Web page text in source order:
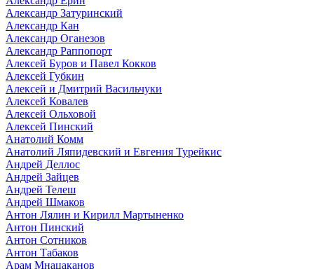
Александр Затуринский
Александр Кан
Александр Оганезов
Александр Раппопорт
Алексей Буров и Павел Кокков
Алексей Губкин
Алексей и Дмитрий Васильчуки
Алексей Ковалев
Алексей Ольховой
Алексей Пинский
Анатолий Комм
Анатолий Ляпидевский и Евгения Турейкис
Андрей Деллос
Андрей Зайцев
Андрей Телеш
Андрей Шмаков
Антон Лялин и Кирилл Мартыненко
Антон Пинский
Антон Сотников
Антон Табаков
Арам Мнацаканов